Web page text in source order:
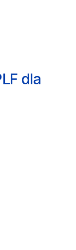
dla